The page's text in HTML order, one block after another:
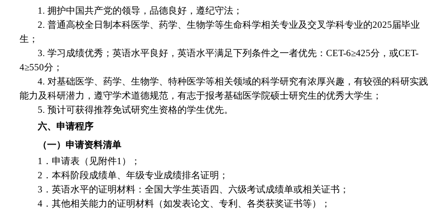
1.拥护中国共产党的领导，品德良好，遵纪守法；
2.普通高校全日制本科医学、药学、生物学等生命科学相关专业及交叉学科专业的2025届毕业
生；
3.学习成绩优秀；英语水平良好，英语水平满足下列条件之一者优先：CET-6≥425分，或CET-
4≥550分；
4. 对基础医学、药学、生物学、特种医学等相关领域的科学研究有浓厚兴趣，有较强的科研实践
能力及科研潜力，遵守学术道德规范，有志于报考基础医学院硕士研究生的优秀大学生；
5.预计可获得推荐免试研究生资格的学生优先。
六、申请程序
（一）申请资料清单
1 ．申请表（见附件1）；
2 ．本科阶段成绩单、年级专业成绩排名证明；
3 ．英语水平的证明材料：全国大学生英语四、六级考试成绩单或相关证书；
4 ．其他相关能力的证明材料（如发表论文、专利、各类获奖证书等）；